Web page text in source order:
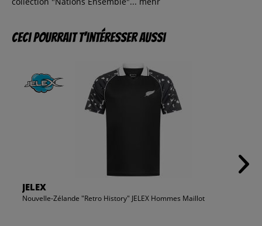
Ceci pourrait t’intéresser aussi
JELEX
Nouvelle-Zélande "Retro History" JELEX Hommes Maillot